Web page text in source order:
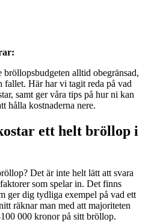
alltid obegränsad,
fallet. Här har vi tagit reda på vad
samt ger våra tips på hur ni kan
hålla kostnaderna nere.
ett helt bröllop i
Det är inte helt lätt att svara
som spelar in. Det finns
ger dig tydliga exempel på vad ett
räknar man med att majoriteten
000 kronor på sitt bröllop.